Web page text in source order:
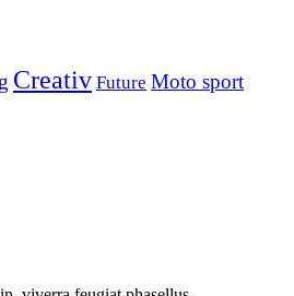
Creativ Future Moto sport